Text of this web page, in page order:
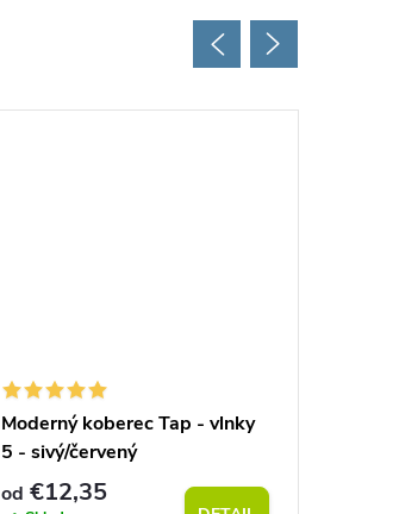
Moderný koberec Tap - vlnky
5 - sivý/červený
od €12,35